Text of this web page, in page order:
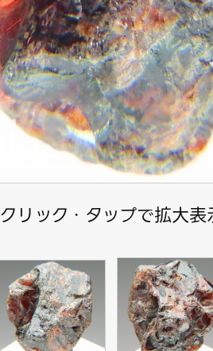
クリック・タップで拡大表